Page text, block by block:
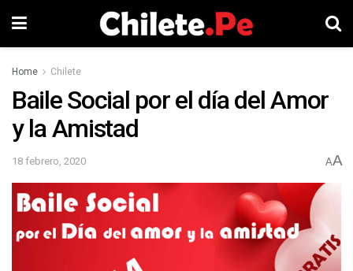
Home Chilete
Baile Social por el día del Amor
y la Amistad
18 febrero, 2020 AA